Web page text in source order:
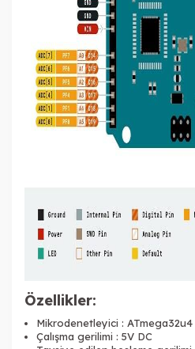
Özellikler:
Mikrodenetleyici : ATmega32u4
Çalışma gerilimi : 5V DC